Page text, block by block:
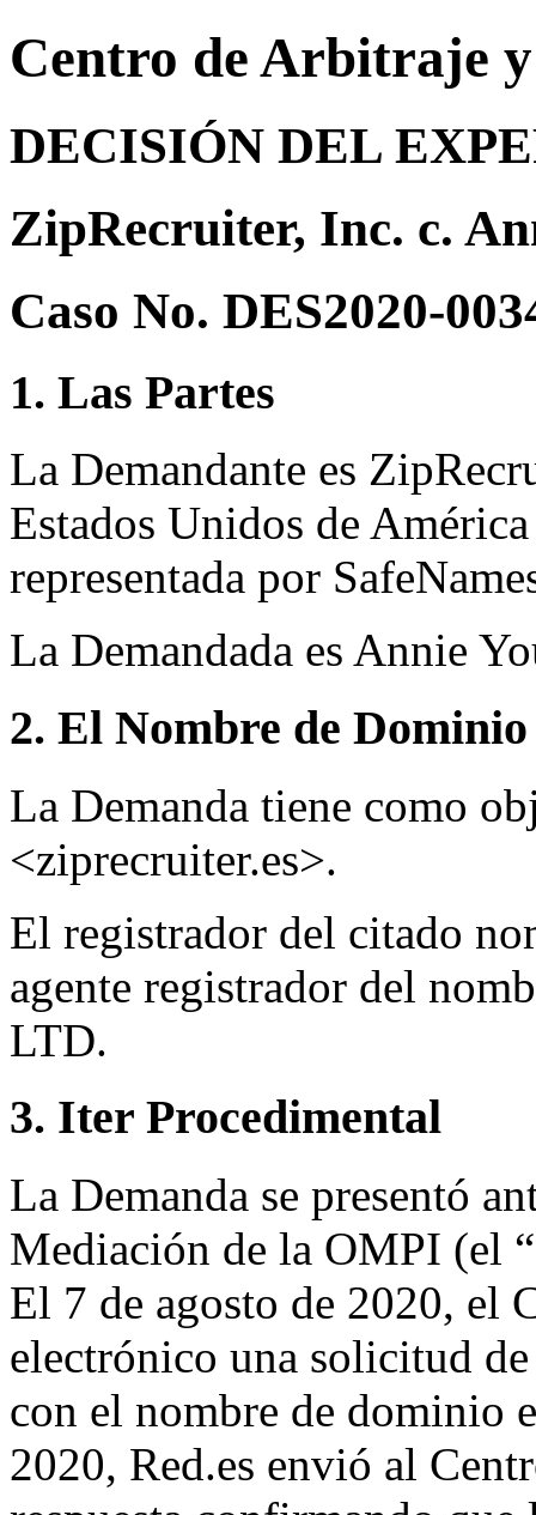
Centro de Arbitraje
DECISIÓN DEL
ZipRecruiter, Inc. c.
Caso No. DES2020-
1. Las Partes
La Demandante es
Estados Unidos de
representada por
La Demandada es Annie
2. El Nombre de
La Demanda tiene como
<ziprecruiter.es>.
El registrador del citado
agente registrador del
LTD.
3. Iter Procedimental
La Demanda se presentó
Mediación de la OMPI (el
El 7 de agosto de 2020, el
electrónico una solicitud
con el nombre de dominio
2020, Red.es envió al